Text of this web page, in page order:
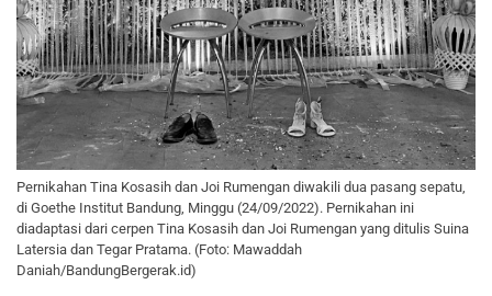
Pernikahan Tina Kosasih dan Joi Rumengan diwakili dua pasang sepatu,
di Goethe Institut Bandung, Minggu (24/09/2022). Pernikahan ini
diadaptasi dari cerpen Tina Kosasih dan Joi Rumengan yang ditulis Suina
Latersia dan Tegar Pratama. (Foto: Mawaddah
Daniah/BandungBergerak.id)